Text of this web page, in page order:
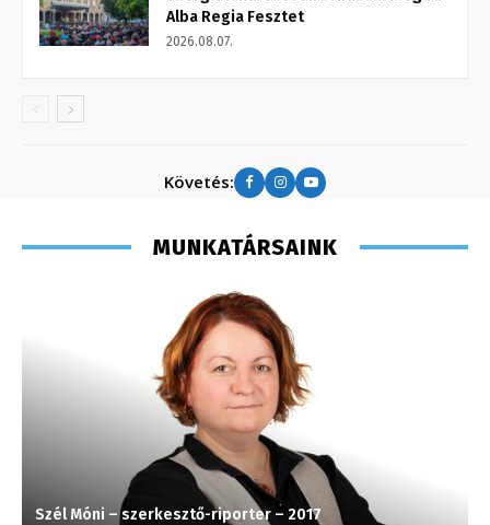
Alba Regia Fesztet
2026.08.07.
Követés:
MUNKATÁRSAINK
Szél Móni – szerkesztő-riporter – 2017